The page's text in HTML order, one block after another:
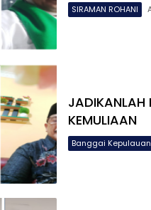
SIRAMAN ROHANI
JADIKANLAH
KEMULIAAN
Banggai Kepulauan